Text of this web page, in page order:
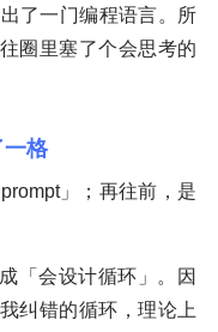
了一门编程语言。所
圈里塞了个会思考的
一格
」；再往前，是
「会设计循环」。因
纠错的循环，理论上